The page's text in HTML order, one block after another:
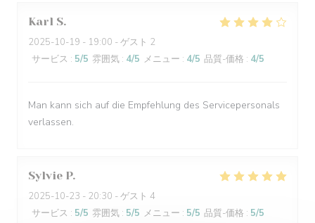
Karl S
2025-10-19 - 19:00 - ゲスト 2
サービス : 5/5 雰囲気 : 4/5 メニュー : 4/5 品質-価格 : 4/5
Man kann sich auf die Empfehlung des Servicepersonals
verlassen.
Sylvie P
2025-10-23 - 20:30 - ゲスト 4
サービス : 5/5 雰囲気 : 5/5 メニュー : 5/5 品質-価格 : 5/5